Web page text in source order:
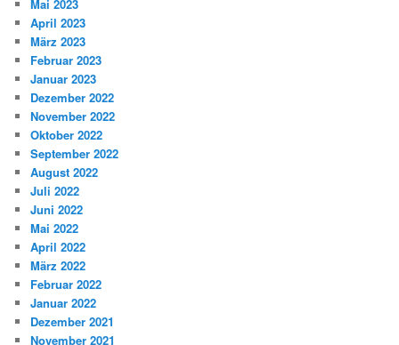
Mai 2023
April 2023
März 2023
Februar 2023
Januar 2023
Dezember 2022
November 2022
Oktober 2022
September 2022
August 2022
Juli 2022
Juni 2022
Mai 2022
April 2022
März 2022
Februar 2022
Januar 2022
Dezember 2021
November 2021